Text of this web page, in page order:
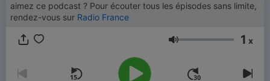
aimez ce podcast ? Pour écouter tous les épisodes sans limite,
rendez-vous sur Radio France
Hangerő 1 x